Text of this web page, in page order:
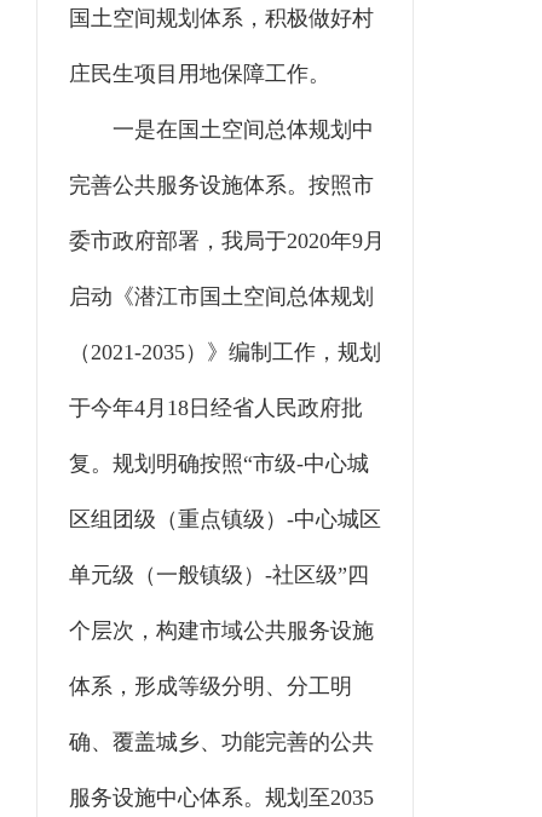
国土空间规划体系，积极做好村
庄民生项目用地保障工作。
一是在国土空间总体规划中
完善公共服务设施体系。按照市
委市政府部署，我局于2020年9月
启动《潜江市国土空间总体规划
（2021-2035）》编制工作，规划
于今年4月18日经省人民政府批
复。规划明确按照“市级-中心城
区组团级（重点镇级）-中心城区
单元级（一般镇级）-社区级”四
个层次，构建市域公共服务设施
体系，形成等级分明、分工明
确、覆盖城乡、功能完善的公共
服务设施中心体系。规划至2035